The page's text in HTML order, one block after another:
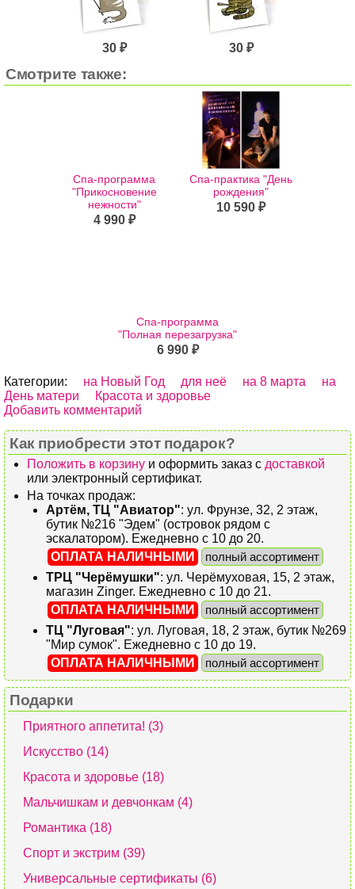
30 ₽ 30 ₽
Смотрите также:
Спа-программа
"Прикосновение
нежности"
4 990 ₽
Спа-практика "День
рождения"
10 590 ₽
Спа-программа
"Полная перезагрузка"
6 990 ₽
Категории: на Новый Год для неё на 8 марта
на
День матери
Красота и здоровье
Добавить комментарий
Как приобрести этот подарок?
Положить в корзину и оформить заказ с доставкой
или электронный сертификат.
На точках продаж:
Артём, ТЦ "Авиатор": ул. Фрунзе, 32, 2 этаж,
бутик №216 "Эдем" (островок рядом с
эскалатором). Ежедневно с 10 до 20.
ОПЛАТА НАЛИЧНЫМИ
полный ассортимент
ТРЦ "Черёмушки": ул. Черёмуховая, 15, 2 этаж,
магазин Zinger. Ежедневно с 10 до 21.
ОПЛАТА НАЛИЧНЫМИ
полный ассортимент
ТЦ "Луговая": ул. Луговая, 18, 2 этаж, бутик №269
"Мир сумок". Ежедневно с 10 до 19.
ОПЛАТА НАЛИЧНЫМИ
полный ассортимент
Подарки
Приятного аппетита! (3)
Искусство (14)
Красота и здоровье (18)
Мальчишкам и девчонкам (4)
Романтика (18)
Спорт и экстрим (39)
Универсальные сертификаты (6)